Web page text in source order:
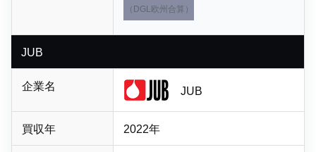
（DGL欧州合算）
JUB
企業名 JUB
買収年 2022年